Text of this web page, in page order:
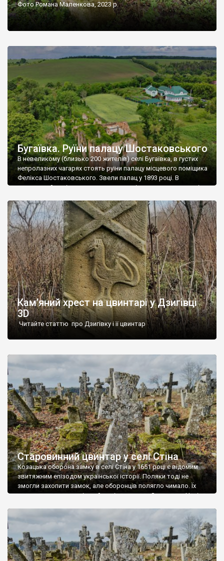
Фото Романа Маленкова, 2023 р.
Бугаївка. Руїни палацу Шостаковського
В невеликому (близько 200 жителів) селі Бугаївка, в густих
непролазних чагарях стоять руїни палацу місцевого поміщика
Фелікса Шостаковського. Звели палац у 1893 році. В
радянський період у ньому спочатку містилася школа, потім
століття тут розмістили туберкульозну лікарню. Коли із
палацу виїхала лікарня – ми точно не […]
Кам’яний хрест на цвинтарі у Дзигівці
3D
Читайте статтю про Дзигівку і її цвинтар
Старовинний цвинтар у селі Стіна
Козацька оборона замку в селі Стіна у 1651 році є відомим
звитяжним епізодом української історії. Поляки тоді не
змогли захопити замок, але оборонців полягло чимало. Їх
поховали на цвинтарі, який тоді називався Замковим. Нині на
ньому чимало хрестів 19 століття, є такі, де епітафії стер […]